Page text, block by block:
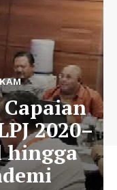
Capaian
2020–
hingga